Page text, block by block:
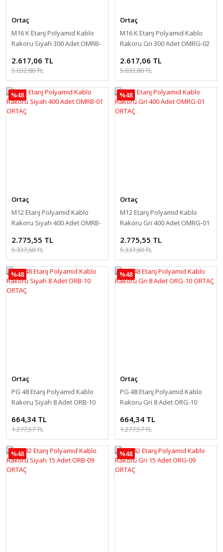
Ortaç
M16 K Etanj Polyamid Kablo
Rakoru Siyah 300 Adet OMRB-
2.617,06 TL
5.032,80 TL
Ortaç
M16 K Etanj Polyamid Kablo
Rakoru Gri 300 Adet OMRG-02
2.617,06 TL
5.032,80 TL
%48
Ortaç
M12 Etanj Polyamid Kablo
Rakoru Siyah 400 Adet OMRB-
2.775,55 TL
5.337,60 TL
%48
Ortaç
M12 Etanj Polyamid Kablo
Rakoru Gri 400 Adet OMRG-01
2.775,55 TL
5.337,60 TL
%48
Ortaç
PG 48 Etanj Polyamid Kablo
Rakoru Siyah 8 Adet ORB-10
664,34 TL
1.277,57 TL
%48
Ortaç
PG 48 Etanj Polyamid Kablo
Rakoru Gri 8 Adet ORG-10
664,34 TL
1.277,57 TL
%48 %48